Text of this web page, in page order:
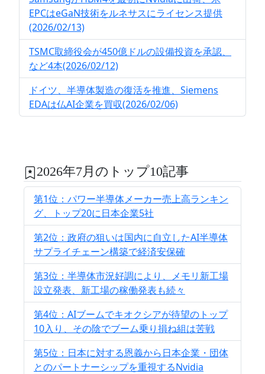
EPCはeGaN技術をルネサスにライセンス提供
(2026/02/13)
TSMC取締役会が450億ドルの設備投資を承認、
など4本(2026/02/12)
ドイツ、半導体製造の復活を推進、Siemens
EDAは仏AI企業を買収(2026/02/06)
2026年7月のトップ10記事
第1位：パワー半導体メーカー売上高ランキン
グ、トップ20に日本企業5社
第2位：政府の狙いは国内に自立したAI半導体
サプライチェーン構築で経済安保確
第3位：半導体市況好調により、メモリ新工場
設立発表、新工場の稼働発表も続々
第4位：AIブームでキオクシアが待望のトップ
10入り、その陰でブーム乗り損ね組は苦戦
第5位：日本に対する恩義から日本企業・団体
とのパートナーシップを重視するNvidia